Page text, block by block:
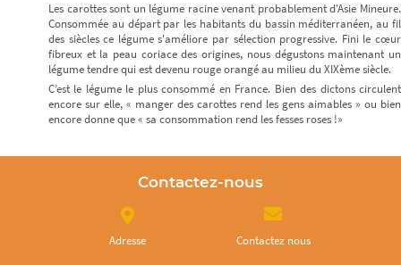
Les carottes sont un légume racine venant probablement d'Asie Mineure.
Consommée au départ par les habitants du bassin méditerranéen, au fil
des siècles ce légume s'améliore par sélection progressive. Fini le cœur
fibreux et la peau coriace des origines, nous dégustons maintenant un
légume tendre qui est devenu rouge orangé au milieu du XIXème siècle.
C’est le légume le plus consommé en France. Bien des dictons circulent
encore sur elle, « manger des carottes rend les gens aimables » ou bien
encore donne que « sa consommation rend les fesses roses !»
Contactez-nous
Adresse Contactez nous